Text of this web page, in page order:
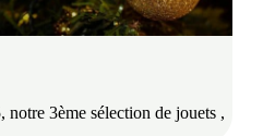
3ème sélection de jouets ,